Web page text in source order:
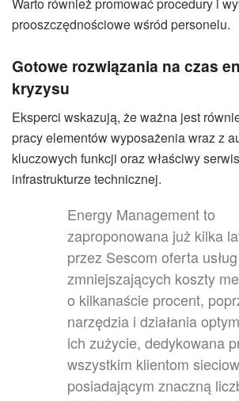
prooszczędnościowe wśród personelu.
Gotowe rozwiązania na czas
kryzysu
Eksperci wskazują, że ważna jest
pracy elementów wyposażenia wraz z
kluczowych funkcji oraz właściwy
infrastrukturze technicznej.
Energy Management to
zaproponowana już kilka
przez Sescom oferta usług
zmniejszających koszty
o kilkanaście procent,
narzędzia i działania
ich zużycie, dedykowana
wszystkim klientom
posiadającym znaczną